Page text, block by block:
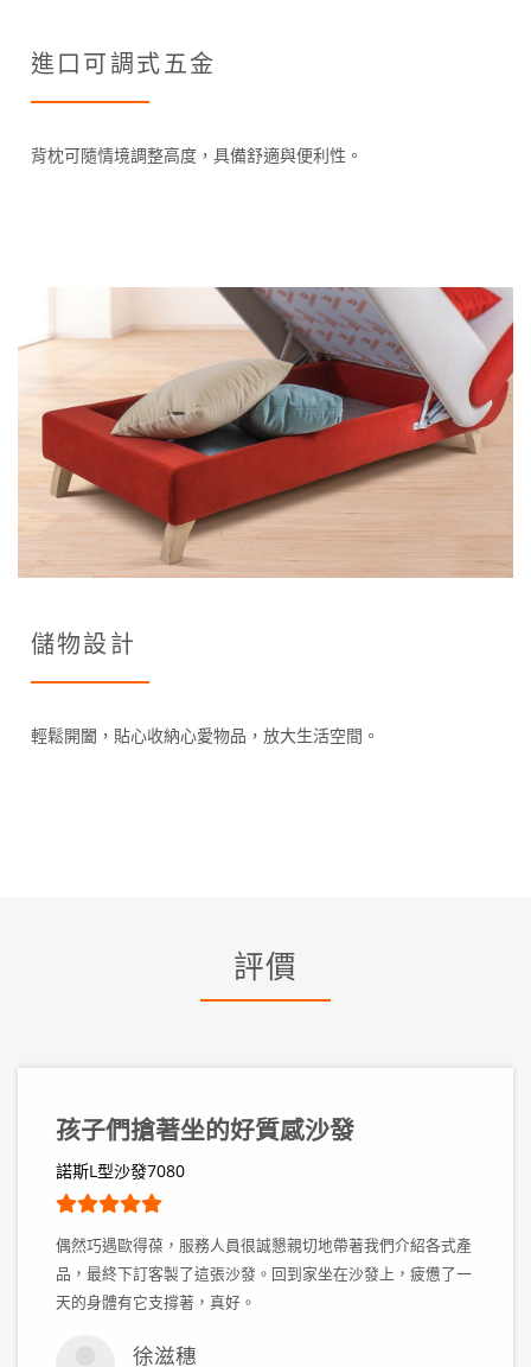
進口可調式五金
背枕可隨情境調整高度，具備舒適與便利性。
儲物設計
輕鬆開闔，貼心收納心愛物品，放大生活空間。
評價
孩子們搶著坐的好質感沙發
諾斯L型沙發7080
偶然巧遇歐得葆，服務人員很誠懇親切地帶著我們介紹各式產
品，最終下訂客製了這張沙發。回到家坐在沙發上，疲憊了一
天的身體有它支撐著，真好。
徐滋穗